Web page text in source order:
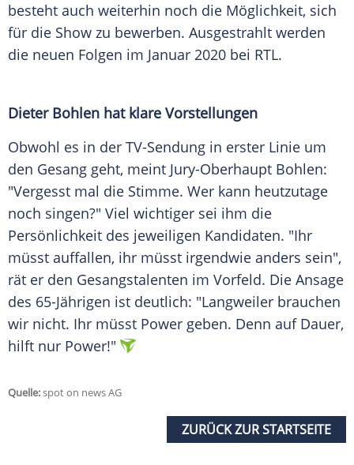
besteht auch weiterhin noch die Möglichkeit, sich
für die Show zu bewerben. Ausgestrahlt werden
die neuen Folgen im Januar 2020 bei RTL.
Dieter Bohlen hat klare Vorstellungen
Obwohl es in der TV-Sendung in erster Linie um
den Gesang geht, meint Jury-Oberhaupt Bohlen:
"Vergesst mal die Stimme. Wer kann heutzutage
noch singen?" Viel wichtiger sei ihm die
Persönlichkeit des jeweiligen Kandidaten. "Ihr
müsst auffallen, ihr müsst irgendwie anders sein",
rät er den Gesangstalenten im Vorfeld. Die Ansage
des 65-Jährigen ist deutlich: "Langweiler brauchen
wir nicht. Ihr müsst Power geben. Denn auf Dauer,
hilft nur Power!"
Quelle:spot on news AG
ZURÜCK ZUR STARTSEITE